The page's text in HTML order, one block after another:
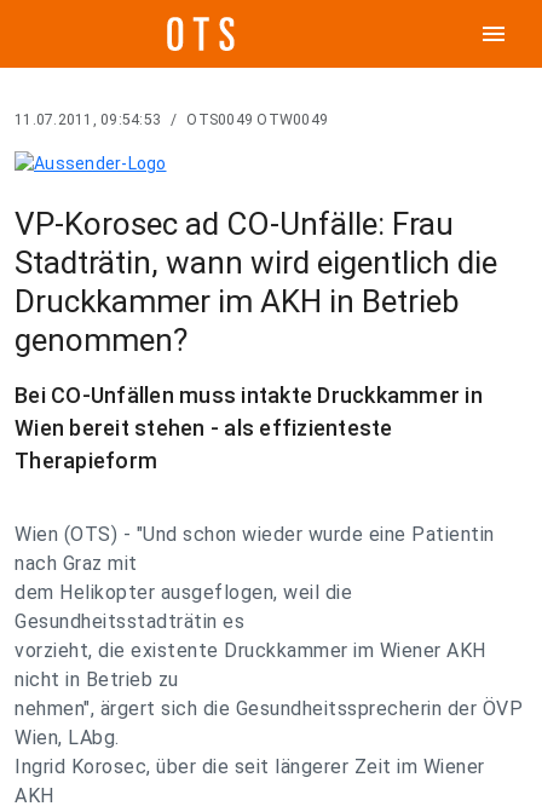
menu
11.07.2011, 09:54:53 / OTS0049 OTW0049
VP-Korosec ad CO-Unfälle: Frau
Stadträtin, wann wird eigentlich die
Druckkammer im AKH in Betrieb
genommen?
Bei CO-Unfällen muss intakte Druckkammer in
Wien bereit stehen - als effizienteste
Therapieform
Wien (OTS) - "Und schon wieder wurde eine Patientin
nach Graz mit
dem Helikopter ausgeflogen, weil die
Gesundheitsstadträtin es
vorzieht, die existente Druckkammer im Wiener AKH
nicht in Betrieb zu
nehmen", ärgert sich die Gesundheitssprecherin der ÖVP
Wien, LAbg.
Ingrid Korosec, über die seit längerer Zeit im Wiener
AKH